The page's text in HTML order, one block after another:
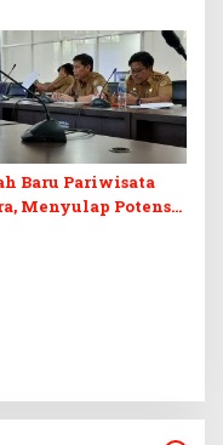
Formasi Disabilitas
Baru Pariwisata
Menyulap Potensi